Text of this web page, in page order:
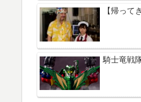
【帰って
騎士竜戦